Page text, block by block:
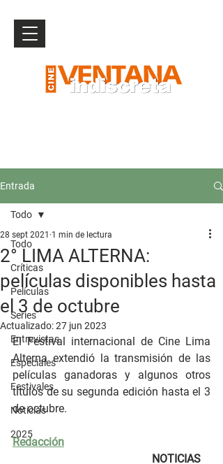
Entrada
Todo
Críticas
Películas
Series
Entrevistas
Especiales
Festivales
Noticias
2025
Todo
2° LIMA ALTERNA:
películas disponibles hasta
el 3 de octubre
28 sept 2021 1 min de lectura
Actualizado:27 jun 2023
El Festival internacional de Cine Lima
Alterna extendió la transmisión de las
películas ganadoras y algunos otros
títulos de su segunda edición hasta el 3
de octubre.
Redacción